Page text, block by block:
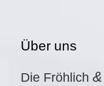
Über uns
Die Fröhlich &